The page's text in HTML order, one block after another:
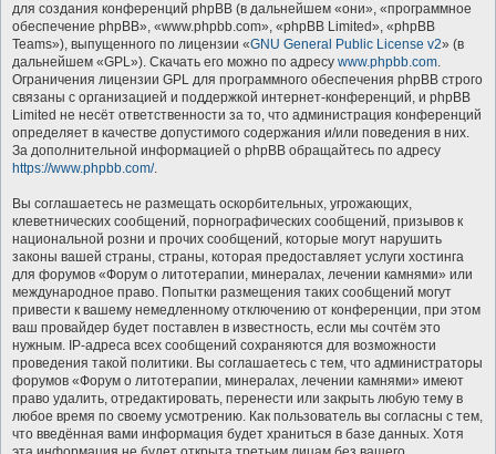
для создания конференций phpBB (в дальнейшем «они», «программное
обеспечение phpBB», «www.phpbb.com», «phpBB Limited», «phpBB
Teams»), выпущенного по лицензии «GNU General Public License v2» (в
дальнейшем «GPL»). Скачать его можно по адресу www.phpbb.com.
Ограничения лицензии GPL для программного обеспечения phpBB строго
связаны с организацией и поддержкой интернет-конференций, и phpBB
Limited не несёт ответственности за то, что администрация конференций
определяет в качестве допустимого содержания и/или поведения в них.
За дополнительной информацией о phpBB обращайтесь по адресу
https://www.phpbb.com/.
Вы соглашаетесь не размещать оскорбительных, угрожающих,
клеветнических сообщений, порнографических сообщений, призывов к
национальной розни и прочих сообщений, которые могут нарушить
законы вашей страны, страны, которая предоставляет услуги хостинга
для форумов «Форум о литотерапии, минералах, лечении камнями» или
международное право. Попытки размещения таких сообщений могут
привести к вашему немедленному отключению от конференции, при этом
ваш провайдер будет поставлен в известность, если мы сочтём это
нужным. IP-адреса всех сообщений сохраняются для возможности
проведения такой политики. Вы соглашаетесь с тем, что администраторы
форумов «Форум о литотерапии, минералах, лечении камнями» имеют
право удалить, отредактировать, перенести или закрыть любую тему в
любое время по своему усмотрению. Как пользователь вы согласны с тем,
что введённая вами информация будет храниться в базе данных. Хотя